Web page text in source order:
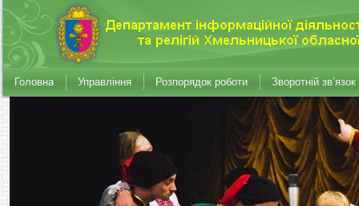
Головна Управління Розпорядок роботи Зворотній зв’язок